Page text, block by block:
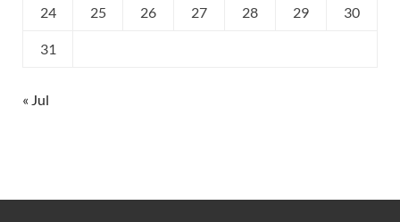
24 25 26 27 28 29 30
31
« Jul